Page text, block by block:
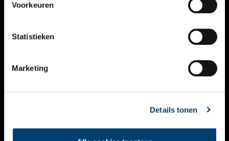
Voorkeuren
Statistieken
Marketing
Details tonen
KALENDER
THEMA’S
VIDEO’S
CONTACT